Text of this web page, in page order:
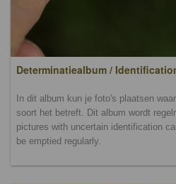
Determinatiealbum /
In dit album kun je foto's plaatsen
soort het betreft. Dit album wordt
pictures with uncertain identification
be emptied regularly.